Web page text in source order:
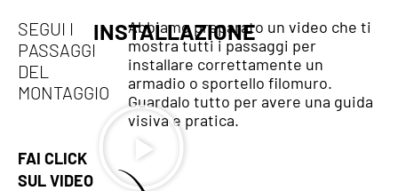
SEGUI I
PASSAGGI
DEL
MONTAGGIO
INSTALLAZIONE
Abbiamo preparato un video che ti
mostra tutti i passaggi per
installare correttamente un
armadio o sportello filomuro.
Guardalo tutto per avere una guida
visiva e pratica.
FAI CLICK
SUL VIDEO